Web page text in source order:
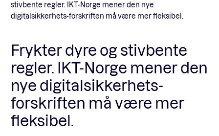
Medlemskap
Møteplasser
Kontakt
English
POPULÆRE SØK:
Våre viktigste saker
Medlemskap
stivbente regler. IKT-Norge mener den nye
digitalsikkerhets-forskriften må være mer fleksibel.
Frykter dyre og stivbente
regler. IKT-Norge mener den
nye digitalsikkerhets-
forskriften må være mer
fleksibel.